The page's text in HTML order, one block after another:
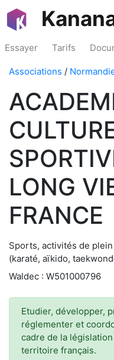
Essayer Tarifs
Associations /
LONG
FRANCE
Sports, activités de
(karaté, aïkido,
Waldec : W501000796
Etudier, développer,
réglementer et
cadre de la
territoire français.